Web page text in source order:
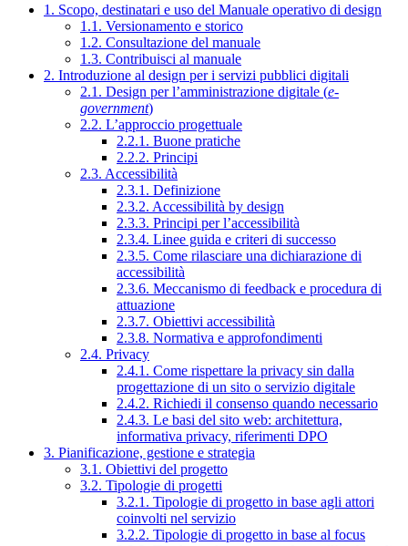
1. Scopo, destinatari e uso del Manuale operativo di design
1.1. Versionamento e storico
1.2. Consultazione del manuale
1.3. Contribuisci al manuale
2. Introduzione al design per i servizi pubblici digitali
2.1. Design per l’amministrazione digitale (e-
government)
2.2. L’approccio progettuale
2.2.1. Buone pratiche
2.2.2. Principi
2.3. Accessibilità
2.3.1. Definizione
2.3.2. Accessibilità by design
2.3.3. Principi per l’accessibilità
2.3.4. Linee guida e criteri di successo
2.3.5. Come rilasciare una dichiarazione di
accessibilità
2.3.6. Meccanismo di feedback e procedura di
attuazione
2.3.7. Obiettivi accessibilità
2.3.8. Normativa e approfondimenti
2.4. Privacy
2.4.1. Come rispettare la privacy sin dalla
progettazione di un sito o servizio digitale
2.4.2. Richiedi il consenso quando necessario
2.4.3. Le basi del sito web: architettura,
informativa privacy, riferimenti DPO
3. Pianificazione, gestione e strategia
3.1. Obiettivi del progetto
3.2. Tipologie di progetti
3.2.1. Tipologie di progetto in base agli attori
coinvolti nel servizio
3.2.2. Tipologie di progetto in base al focus